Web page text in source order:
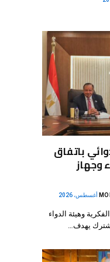
باتفاق
وجهاز
وهيئة الدواء
يهدف…